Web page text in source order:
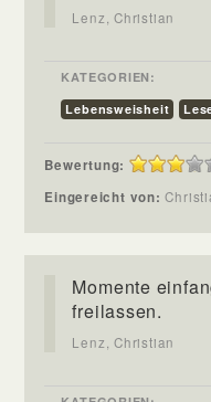
Lenz, Christian
KATEGORIEN:
Lebensweisheit
Bewertung:
Eingereicht von:
Momente
freilassen.
Lenz, Christian